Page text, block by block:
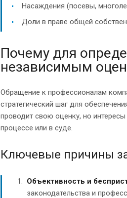
Насаждения (посевы,
Доли в праве общей
Почему для
независимым
Обращение к профессионалам
стратегический шаг для
проводит свою оценку, но
процессе или в суде.
Ключевые причины
Объективность и
законодательства и